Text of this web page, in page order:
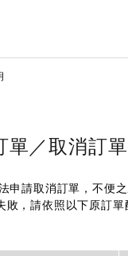
／取消訂
請取消訂單，不便之
，請依照以下原訂單